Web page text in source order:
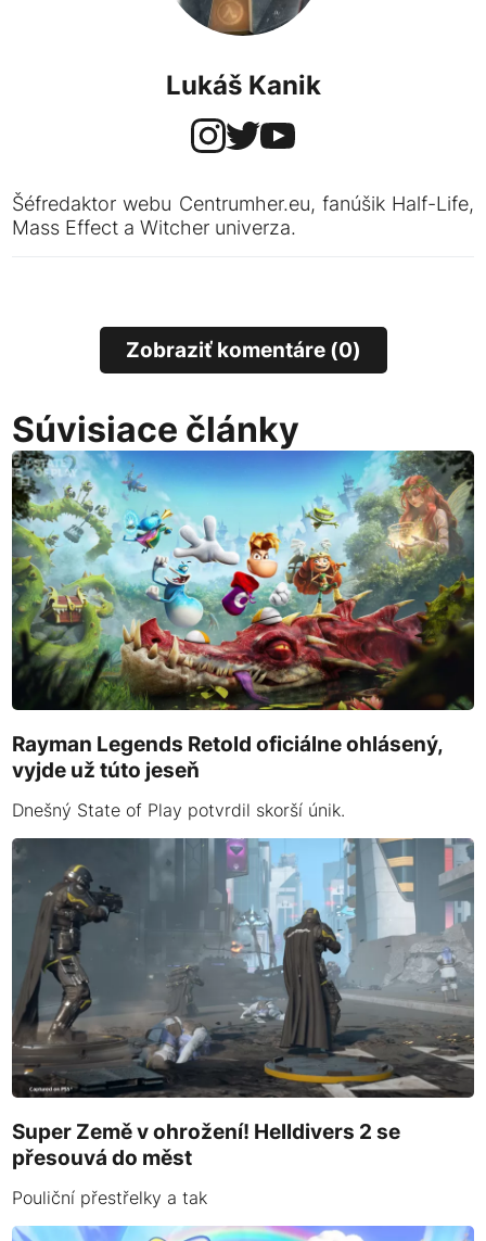
Lukáš Kanik
Šéfredaktor webu Centrumher.eu, fanúšik Half-Life,
Mass Effect a Witcher univerza.
Zobraziť komentáre (0)
Súvisiace články
Rayman Legends Retold oficiálne ohlásený,
vyjde už túto jeseň
Dnešný State of Play potvrdil skorší únik.
Super Země v ohrožení! Helldivers 2 se
přesouvá do měst
Pouliční přestřelky a tak